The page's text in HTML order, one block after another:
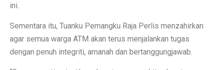
ini.
Sementara itu, Tuanku Pemangku Raja Perlis menzahirkan
agar semua warga ATM akan terus menjalankan tugas
dengan penuh integriti, amanah dan bertanggungjawab.